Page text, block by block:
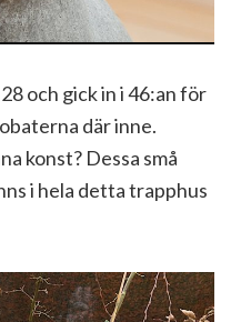
och gick in i 46:an för
där inne.
konst? Dessa små
i hela detta trapphus